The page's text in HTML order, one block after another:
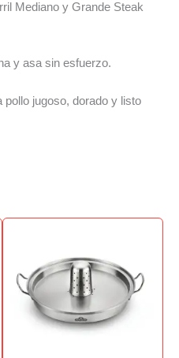
Mediano y Grande Steak
y asa sin esfuerzo.
pollo jugoso, dorado y listo